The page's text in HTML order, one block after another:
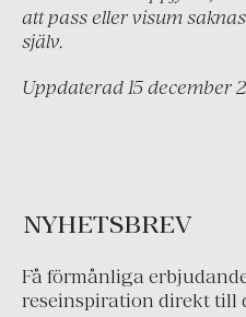
att pass eller visum
själv.
Uppdaterad 15 december
NYHETSBREV
Få förmånliga
reseinspiration direkt till